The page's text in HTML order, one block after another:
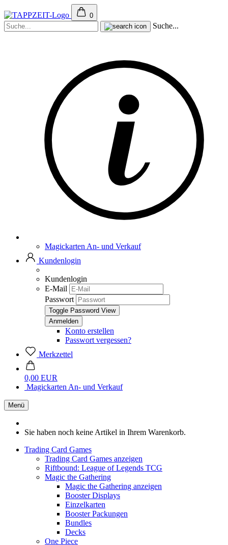
0
Suche...
Magickarten An- und Verkauf
Kundenlogin
Kundenlogin
E-Mail
Passwort
Toggle Password View
Konto erstellen
Passwort vergessen?
Merkzettel
0,00 EUR
Magickarten An- und Verkauf
Menü
Sie haben noch keine Artikel in Ihrem Warenkorb.
Trading Card Games
Trading Card Games anzeigen
Riftbound: League of Legends TCG
Magic the Gathering
Magic the Gathering anzeigen
Booster Displays
Einzelkarten
Booster Packungen
Bundles
Decks
One Piece